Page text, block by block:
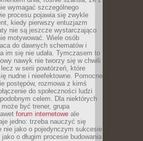
wymagać szczególnego
procesu pojawia się zwykle
kiedy pierwszy entuzjazm
nie są jeszcze wystarczająco
motywować. Wiele osób
do dawnych schematów i
im się nie udała. Tymczasem to
nawyk nie tworzy się w chwili
w serii powtórzeń, które
nudne i nieefektowne. Pomocne
postępów, rozmowa z kimś
do społeczności ludzi
celem. Dla niektórych
być trener, grupa
forum internetowe ale
jedno: trzeba nauczyć się
nie jako o pojedynczym sukcesie
o długim procesie budowania